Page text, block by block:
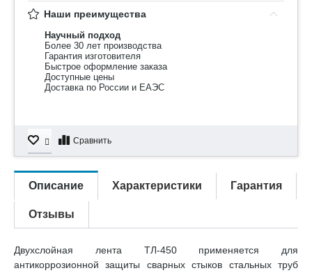
Наши преимущества
Научный подход
Более 30 лет производства
Гарантия изготовителя
Быстрое оформление заказа
Доступные цены
Доставка по России и ЕАЭС
Сравнить
Описание Характеристики Гарантия
Отзывы
Двухслойная лента ТЛ-450 применяется для
антикоррозионной защиты сварных стыков стальных труб